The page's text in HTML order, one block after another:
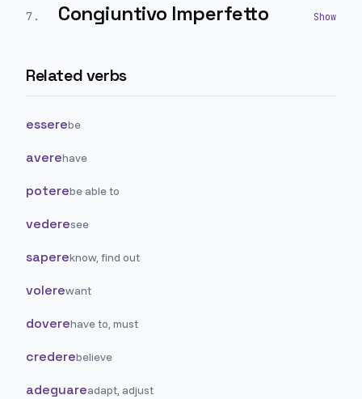
7 . Congiuntivo Imperfetto
Related verbs
esserebe
averehave
poterebe able to
vederesee
sapereknow, find out
volerewant
doverehave to, must
crederebelieve
adeguareadapt, adjust